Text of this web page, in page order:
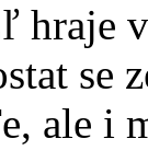
hraje
se
ale i